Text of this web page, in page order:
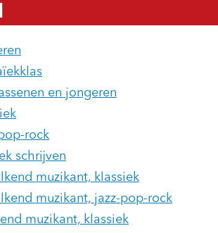
en jongeren
rock
schrijven
muzikant, klassiek
muzikant, jazz-pop-rock
muzikant, klassiek